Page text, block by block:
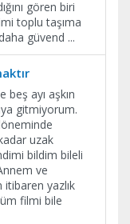
gören biri
toplu taşıma
güvend ...
beş ayı aşkın
gitmiyorum.
uzak
bildim bileli
ve
yazlık
filmi bile